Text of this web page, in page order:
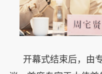
开幕式结束后，由